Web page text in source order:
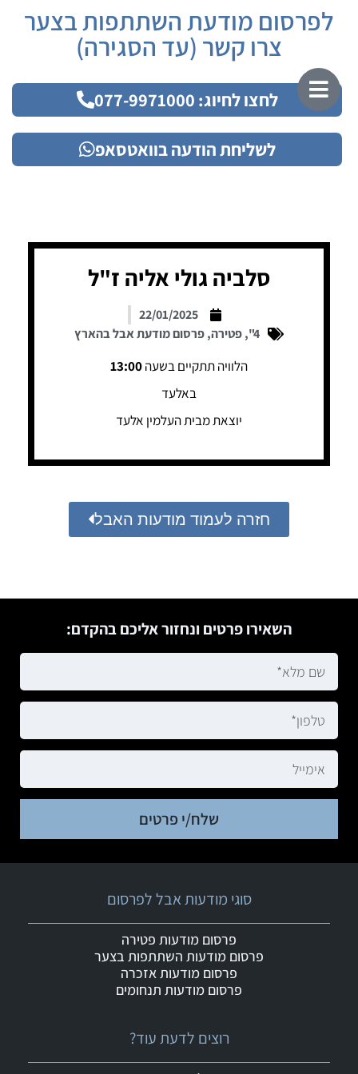
לפרסום מודעת השתתפות בצער
צרו קשר (עד הסגירה)
לחצו לחיוג: 077-9971000
לשליחת הודעה בוואטסאפ
סלביה גולי אליה ז"ל
22/01/2025
4"
,פטירה,פרסום מודעת אבל בהארץ
הלוויה תתקיים בשעה13:00
באלעד
יוצאת מבית העלמין אלעד
חזרה לעמוד מודעות האבל
השאירו פרטים ונחזור אליכם בהקדם:
שלח/י פרטים
רוצים לדעת עוד?
סוגי מודעות אבל לפרסום
פרסום מודעות פטירה
פרסום מודעות השתתפות בצער
פרסום מודעות אזכרה
פרסום מודעות תנחומים